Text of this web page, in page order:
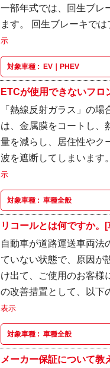
一部年式では、回生ブレ
ます。 回生ブレーキで
示
対象車種 : EV｜PHEV
ETCが使用できないフロ
「熱線反射ガラス」の
は、金属膜をコートし、
量を減らし、居住性やク
波を遮断してしまいます
示
対象車種 : 車種全般
リコールとは何ですか。[
自動車が道路運送車両法
ていない状態で、原因が
け出て、ご使用のお客様
の改善措置として、以下
表示
対象車種 : 車種全般
メーカー保証について教